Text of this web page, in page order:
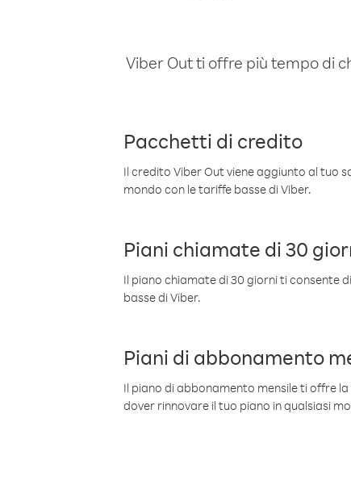
Viber Out ti offre più tempo di
Pacchetti di credito
Il credito Viber Out viene aggiunto al tuo
mondo con le tariffe basse di Viber.
Piani chiamate di 30
Il piano chiamate di 30 giorni ti consente
basse di Viber.
Piani di abbonamento
Il piano di abbonamento mensile ti offre
dover rinnovare il tuo piano in qualsiasi